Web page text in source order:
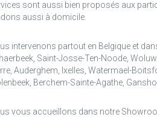
sont aussi bien proposés aux
aussi à domicile.
intervenons partout en Belgique et
Saint-Josse-Ten-Noode,
Auderghem, Ixelles, Watermael-
Berchem-Sainte-Agathe,
vous accueillons dans notre